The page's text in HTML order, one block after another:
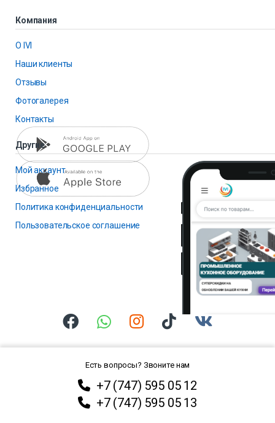
Компания
О IVI
Наши клиенты
Отзывы
Фотогалерея
Контакты
Другие
Мой аккаунт
Избранное
Политика конфиденциальности
Пользовательское соглашение
Есть вопросы? Звоните нам
+7 (747) 595 05 12
+7 (747) 595 05 13